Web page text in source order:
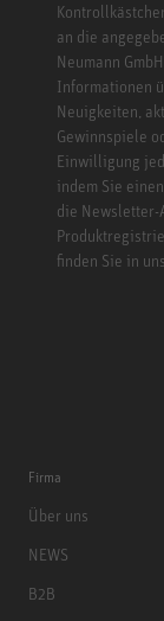
an die
Neumann
Informationen
Neuigkeiten,
Gewinnspiele
Einwilligung
indem Sie
die
finden Sie in
Firma
Über uns
NEWS
B2B